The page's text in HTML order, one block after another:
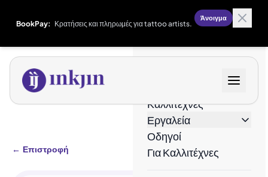
BookPay: Κρατήσεις και πληρωμές για tattoo artists.
Άνοιγμα
Καλλιτέχνες
Εργαλεία
Οδηγοί
Για Καλλιτέχνες
← Επιστροφή